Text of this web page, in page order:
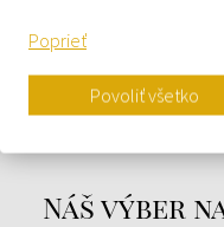
O ZNAČKE
Náš výber
Poprieť
Povoliť všetko